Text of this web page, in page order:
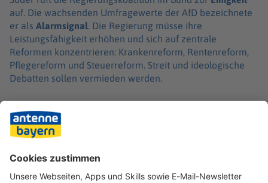
auf. Die wachsenden Umfragewerte der AfD bezeichnete
er als Alarmsignal. Die Regierung müsse ihre
Leistungsfähigkeit erhöhen und sich auf zentrale
Reformen konzentrieren: Krankenreform, Rentenreform,
Pflegereform und Steuerreform. Streit und ideologische
Debatten sollen vermieden werden.
Steuerreform statt Prämie
Statt einer neuen Prämie soll das Geld in eine
Leitplanken: Eine Anhebung des allgemeinen
Spitzensteuersatzes oder der Erbschaftsteuer lehnt die